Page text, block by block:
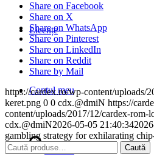
Licențe
Contul meu
Cautare
Share on Facebook
Share on X
Share on WhatsApp
Share on Pinterest
Share on LinkedIn
Share on Reddit
Share by Mail
https://cardex.ro/wp-content/uploads/
keret.png 0 0 cdx.@dmiN https://
content/uploads/2017/12/cardex-rom-
cdx.@dmiN2026-05-05 21:40:34
gambling strategy for exhilarating
Caută
după:
Caută